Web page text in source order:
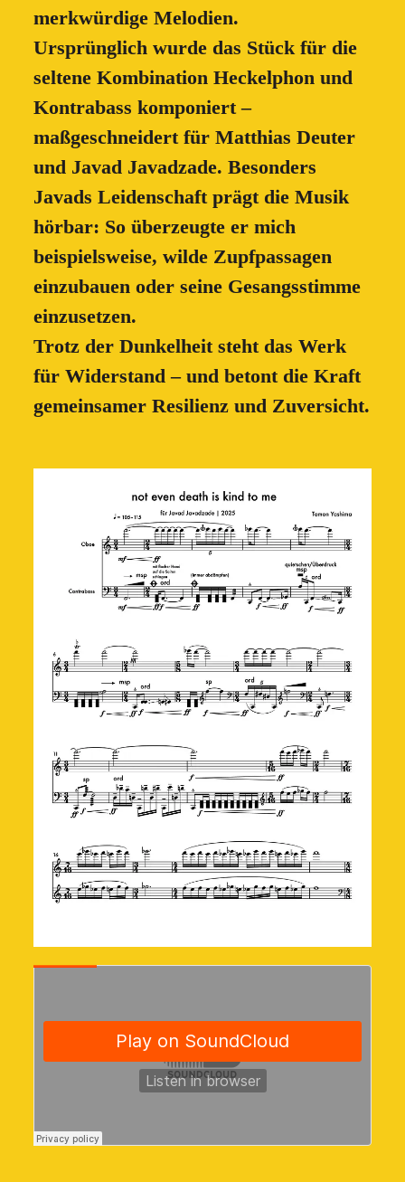
merkwürdige Melodien.
Ursprünglich wurde das Stück für die
seltene Kombination Heckelphon und
Kontrabass komponiert –
maßgeschneidert für Matthias Deuter
und Javad Javadzade. Besonders
Javads Leidenschaft prägt die Musik
hörbar: So überzeugte er mich
beispielsweise, wilde Zupfpassagen
einzubauen oder seine Gesangsstimme
einzusetzen.
Trotz der Dunkelheit steht das Werk
für Widerstand – und betont die Kraft
gemeinsamer Resilienz und Zuversicht.